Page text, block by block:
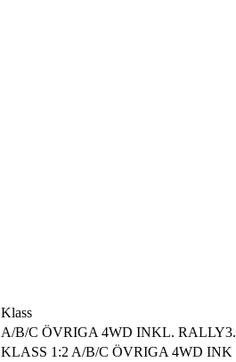
Klass
A/B/C ÖVRIGA 4WD INKL. RALLY3.
KLASS 1:2 A/B/C ÖVRIGA 4WD INK